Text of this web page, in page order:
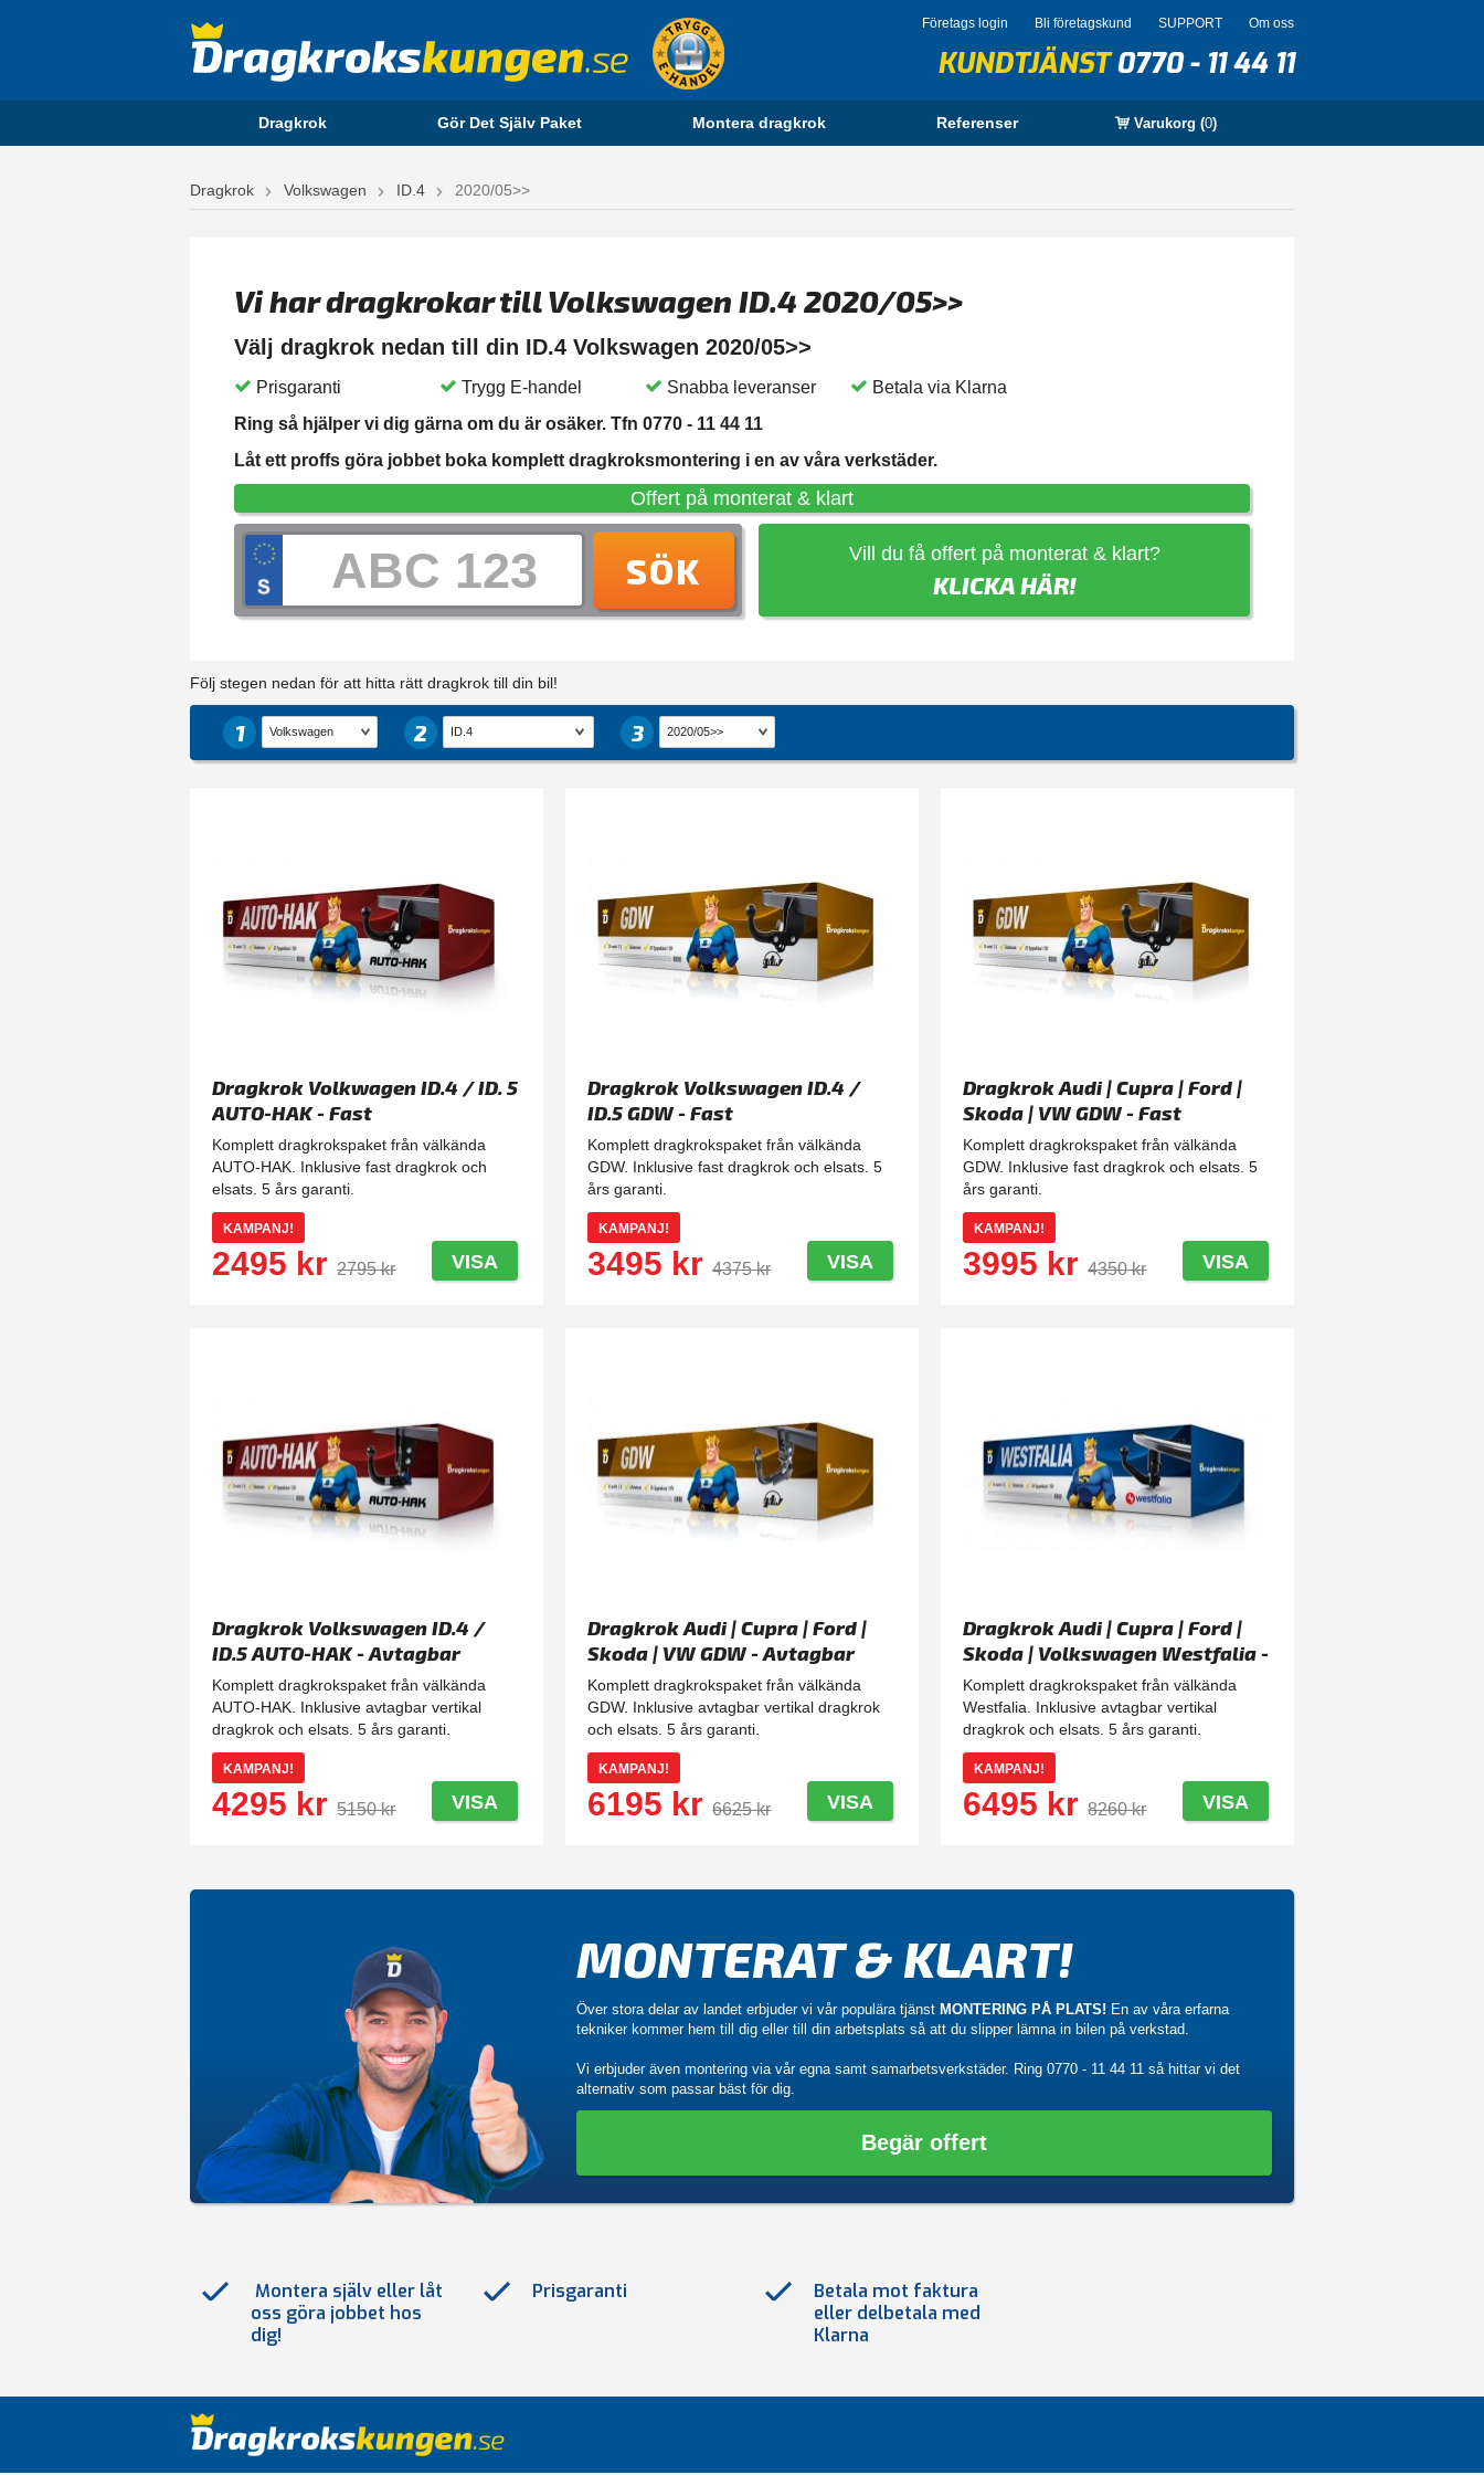
Företags login Bli företagskund SUPPORT Om oss
KUNDTJÄNST0770 - 11 44 11
Dragkrok Gör Det Själv Paket Montera dragkrok Referenser Varukorg (0)
Dragkrok Volkswagen ID.4 2020/05>>
Vi har dragkrokar till Volkswagen ID.4 2020/05>>
Välj dragkrok nedan till din ID.4 Volkswagen 2020/05>>
Prisgaranti Trygg E-handel Snabba leveranser
Betala via Klarna
Ring så hjälper vi dig gärna om du är osäker. Tfn 0770 - 11 44 11
Låt ett proffs göra jobbet boka komplett dragkroksmontering i en av våra verkstäder.
Offert på monterat & klart
SÖK Vill du få offert på monterat & klart?
KLICKA HÄR!
Följ stegen nedan för att hitta rätt dragkrok till din bil!
1 2 3
Dragkrok Volkwagen ID.4 / ID. 5
AUTO-HAK - Fast
Komplett dragkrokspaket från välkända
AUTO-HAK. Inklusive fast dragkrok och
elsats. 5 års garanti.
KAMPANJ!
2495 kr 2795 kr VISA
Dragkrok Volkswagen ID.4 /
ID.5 GDW - Fast
Komplett dragkrokspaket från välkända
GDW. Inklusive fast dragkrok och elsats. 5
års garanti.
KAMPANJ!
3495 kr 4375 kr VISA
Dragkrok Audi | Cupra | Ford |
Skoda | VW GDW - Fast
Komplett dragkrokspaket från välkända
GDW. Inklusive fast dragkrok och elsats. 5
års garanti.
KAMPANJ!
3995 kr 4350 kr VISA
Dragkrok Volkswagen ID.4 /
ID.5 AUTO-HAK - Avtagbar
Komplett dragkrokspaket från välkända
AUTO-HAK. Inklusive avtagbar vertikal
dragkrok och elsats. 5 års garanti.
KAMPANJ!
4295 kr 5150 kr VISA
Dragkrok Audi | Cupra | Ford |
Skoda | VW GDW - Avtagbar
Komplett dragkrokspaket från välkända
GDW. Inklusive avtagbar vertikal dragkrok
och elsats. 5 års garanti.
KAMPANJ!
6195 kr 6625 kr VISA
Dragkrok Audi | Cupra | Ford |
Skoda | Volkswagen Westfalia -
Avtagbar
Komplett dragkrokspaket från välkända
Westfalia. Inklusive avtagbar vertikal
dragkrok och elsats. 5 års garanti.
KAMPANJ!
6495 kr 8260 kr VISA
MONTERAT & KLART!
Över stora delar av landet erbjuder vi vår populära tjänst MONTERING PÅ PLATS! En av våra erfarna
tekniker kommer hem till dig eller till din arbetsplats så att du slipper lämna in bilen på verkstad.
Vi erbjuder även montering via vår egna samt samarbetsverkstäder. Ring 0770 - 11 44 11 så hittar vi det
alternativ som passar bäst för dig.
Begär offert
Montera själv eller låt
oss göra jobbet hos
dig!
Prisgaranti
Betala mot faktura
eller delbetala med
Klarna